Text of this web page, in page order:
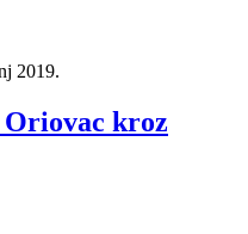
2019.
kroz